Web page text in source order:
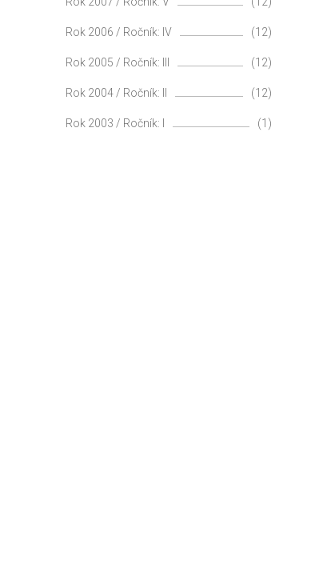
Rok 2006 / Ročník: IV (12)
Rok 2005 / Ročník: III (12)
Rok 2004 / Ročník: II (12)
Rok 2003 / Ročník: I (1)